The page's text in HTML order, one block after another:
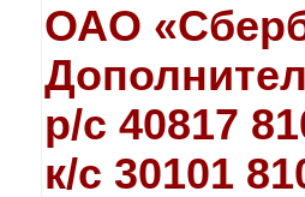
ОАО
р/с 40817
к/с 30101